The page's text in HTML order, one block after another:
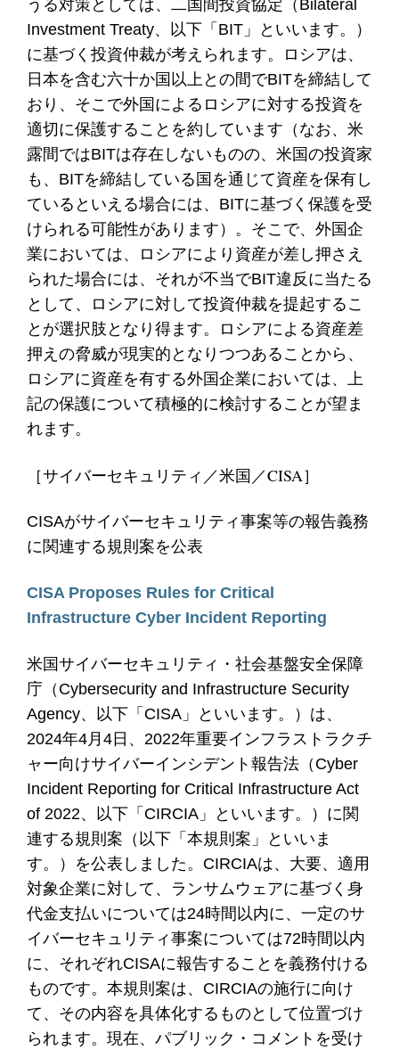
うる対策としては、二国間投資協定（Bilateral
Investment Treaty、以下「BIT」といいます。）
に基づく投資仲裁が考えられます。ロシアは、
日本を含む六十か国以上との間でBITを締結して
おり、そこで外国によるロシアに対する投資を
適切に保護することを約しています（なお、米
露間ではBITは存在しないものの、米国の投資家
も、BITを締結している国を通じて資産を保有し
ているといえる場合には、BITに基づく保護を受
けられる可能性があります）。そこで、外国企
業においては、ロシアにより資産が差し押さえ
られた場合には、それが不当でBIT違反に当たる
として、ロシアに対して投資仲裁を提起するこ
とが選択肢となり得ます。ロシアによる資産差
押えの脅威が現実的となりつつあることから、
ロシアに資産を有する外国企業においては、上
記の保護について積極的に検討することが望ま
れます。
［サイバーセキュリティ／米国／CISA］
CISAがサイバーセキュリティ事案等の報告義務
に関連する規則案を公表
CISA Proposes Rules for Critical
Infrastructure Cyber Incident Reporting
米国サイバーセキュリティ・社会基盤安全保障
庁（Cybersecurity and Infrastructure Security
Agency、以下「CISA」といいます。）は、
2024年4月4日、2022年重要インフラストラクチ
ャー向けサイバーインシデント報告法（Cyber
Incident Reporting for Critical Infrastructure Act
of 2022、以下「CIRCIA」といいます。）に関
連する規則案（以下「本規則案」といいま
す。）を公表しました。CIRCIAは、大要、適用
対象企業に対して、ランサムウェアに基づく身
代金支払いについては24時間以内に、一定のサ
イバーセキュリティ事案については72時間以内
に、それぞれCISAに報告することを義務付ける
ものです。本規則案は、CIRCIAの施行に向け
て、その内容を具体化するものとして位置づけ
られます。現在、パブリック・コメントを受け